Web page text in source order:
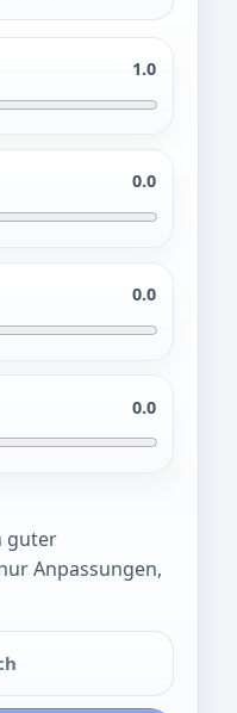
1.0
0.0
0.0
0.0
guter
Anpassungen,